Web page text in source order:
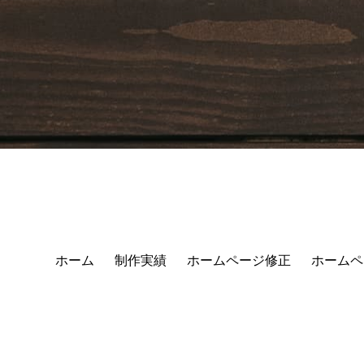
ホーム 制作実績 ホームページ修正 ホーム